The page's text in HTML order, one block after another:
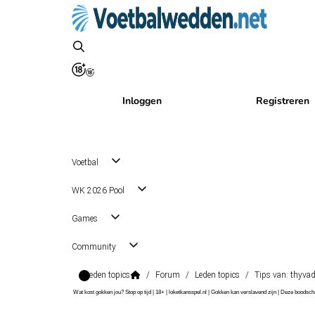
Inloggen Registreren
Voetbal
WK 2026 Pool
Games
Community
Leden topics / Forum / Leden topics / Tips van:
Wat kost gokken jou? Stop op tijd | 18+ | loketkansspel.nl | Gokken kan verslavend zijn | Deze